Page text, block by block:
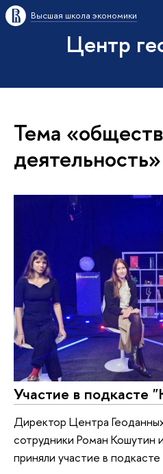
Высшая школа экономики
Центр
Тема
деятельность»
Участие в подкасте
Директор Центра
сотрудники Роман Кошутин
приняли участие в